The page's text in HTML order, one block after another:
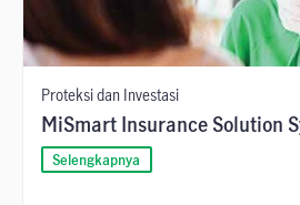
Proteksi dan Investasi
MiSmart Insurance Solution
Selengkapnya